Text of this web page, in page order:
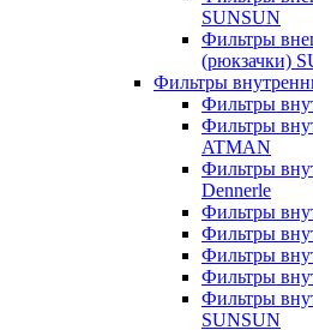
SUNSUN
Фильтры
(рюкзачки)
Фильтры
Фильтры
Фильтры
ATMAN
Фильтры
Dennerle
Фильтры
Фильтры
Фильтры
Фильтры
Фильтры
SUNSUN